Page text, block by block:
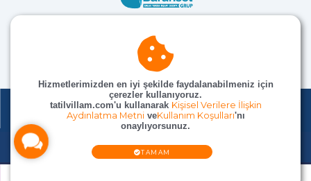
© TatilVillam Tüm Hakları Saklıdır
Hizmetlerimizden en iyi şekilde faydalanabilmeniz için
çerezler kullanıyoruz.
tatilvillam.com'u kullanarak Kişisel Verilere İlişkin
Aydınlatma MetniveKullanım Koşulları'nı
onaylıyorsunuz.
TAMAM